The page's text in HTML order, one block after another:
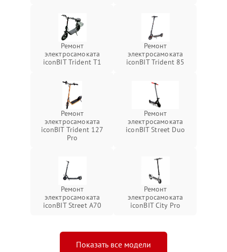
Ремонт
электросамоката
iconBIT Trident T1
Ремонт
электросамоката
iconBIT Trident 85
Ремонт
электросамоката
iconBIT Trident 127
Pro
Ремонт
электросамоката
iconBIT Street Duo
Ремонт
электросамоката
iconBIT Street A70
Ремонт
электросамоката
iconBIT City Pro
Показать все модели